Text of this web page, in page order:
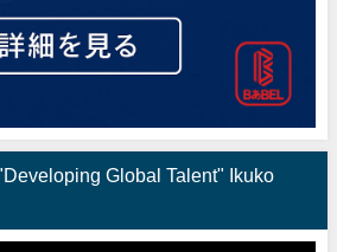
Global Talent" Ikuko